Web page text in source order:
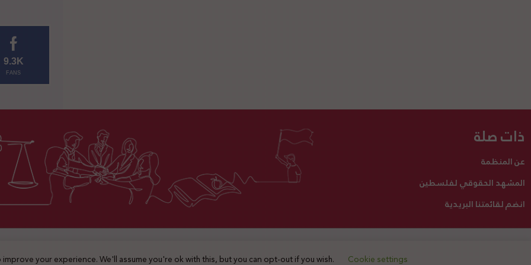
9.3K
FANS
ذات صلة
عن المنظمة
المشهد الحقوقي لفلسطين
انضم لقائمتنا البريدية
اتصل بنا تبرع لنا 2025 © جميع الحقوق محفوظة
your experience. We'll assume you're ok with this, but you can opt-out if you wish. Cookie settings